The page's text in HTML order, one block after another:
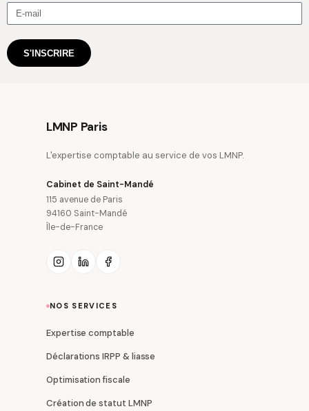
S'INSCRIRE
LMNP Paris
L'expertise comptable au service de vos LMNP.
Cabinet de Saint-Mandé
115 avenue de Paris
94160 Saint-Mandé
Île-de-France
NOS SERVICES
Expertise comptable
Déclarations IRPP & liasse
Optimisation fiscale
Création de statut LMNP